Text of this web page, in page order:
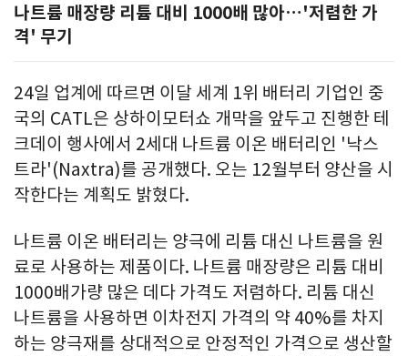
나트륨 매장량 리튬 대비 1000배 많아…'저렴한 가
격' 무기
24일 업계에 따르면 이달 세계 1위 배터리 기업인 중
국의 CATL은 상하이모터쇼 개막을 앞두고 진행한 테
크데이 행사에서 2세대 나트륨 이온 배터리인 '낙스
트라'(Naxtra)를 공개했다. 오는 12월부터 양산을 시
작한다는 계획도 밝혔다.
나트륨 이온 배터리는 양극에 리튬 대신 나트륨을 원
료로 사용하는 제품이다. 나트륨 매장량은 리튬 대비
1000배가량 많은 데다 가격도 저렴하다. 리튬 대신
나트륨을 사용하면 이차전지 가격의 약 40%를 차지
하는 양극재를 상대적으로 안정적인 가격으로 생산할